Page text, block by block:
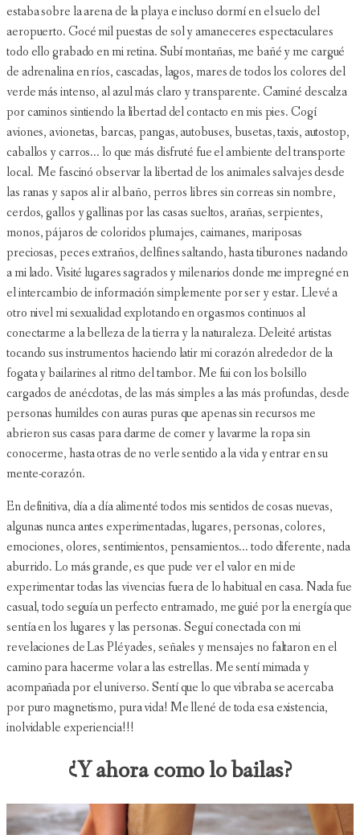
estaba sobre la arena de la playa e incluso dormí en el suelo del
aeropuerto. Gocé mil puestas de sol y amaneceres espectaculares
todo ello grabado en mi retina. Subí montañas, me bañé y me cargué
de adrenalina en ríos, cascadas, lagos, mares de todos los colores del
verde más intenso, al azul más claro y transparente. Caminé descalza
por caminos sintiendo la libertad del contacto en mis pies. Cogí
aviones, avionetas, barcas, pangas, autobuses, busetas, taxis, autostop,
caballos y carros... lo que más disfruté fue el ambiente del transporte
local. Me fascinó observar la libertad de los animales salvajes desde
las ranas y sapos al ir al baño, perros libres sin correas sin nombre,
cerdos, gallos y gallinas por las casas sueltos, arañas, serpientes,
monos, pájaros de coloridos plumajes, caimanes, mariposas
preciosas, peces extraños, delfines saltando, hasta tiburones nadando
a mi lado. Visité lugares sagrados y milenarios donde me impregné en
el intercambio de información simplemente por ser y estar. Llevé a
otro nivel mi sexualidad explotando en orgasmos continuos al
conectarme a la belleza de la tierra y la naturaleza. Deleité artistas
tocando sus instrumentos haciendo latir mi corazón alrededor de la
fogata y bailarines al ritmo del tambor. Me fui con los bolsillo
cargados de anécdotas, de las más simples a las más profundas, desde
personas humildes con auras puras que apenas sin recursos me
abrieron sus casas para darme de comer y lavarme la ropa sin
conocerme, hasta otras de no verle sentido a la vida y entrar en su
mente-corazón.
En definitiva, día a día alimenté todos mis sentidos de cosas nuevas,
algunas nunca antes experimentadas, lugares, personas, colores,
emociones, olores, sentimientos, pensamientos... todo diferente, nada
aburrido. Lo más grande, es que pude ver el valor en mi de
experimentar todas las vivencias fuera de lo habitual en casa. Nada fue
casual, todo seguía un perfecto entramado, me guié por la energía que
sentía en los lugares y las personas. Seguí conectada con mi
revelaciones de Las Pléyades, señales y mensajes no faltaron en el
camino para hacerme volar a las estrellas. Me sentí mimada y
acompañada por el universo. Sentí que lo que vibraba se acercaba
por puro magnetismo, pura vida! Me llené de toda esa existencia,
inolvidable experiencia!!!
¿Y ahora como lo bailas?